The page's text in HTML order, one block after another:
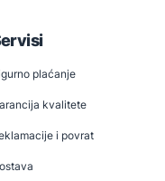
plaćanje
kvalitete
i povrat